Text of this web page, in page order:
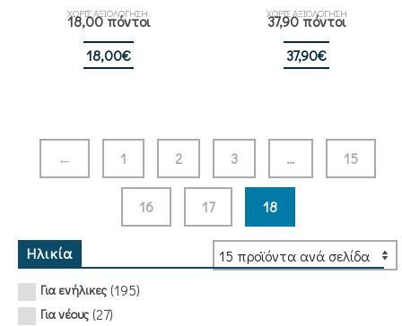
ΧΩΡΙΣ ΑΞΙΟΛΟΓΗΣΗ
18,00 πόντοι
18,00€
ΧΩΡΙΣ ΑΞΙΟΛΟΓΗΣΗ
37,90 πόντοι
37,90€
← 1 2 3 … 15
16 17 18
Ηλικία
Για ενήλικες (195)
Για νέους (27)